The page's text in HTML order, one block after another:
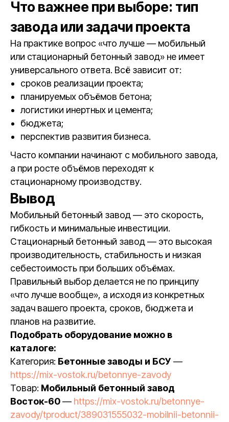
Что важнее при выборе: тип
завода или задачи проекта
На практике вопрос «что лучше — мобильный
или стационарный бетонный завод» не имеет
универсального ответа. Всё зависит от:
сроков реализации проекта;
планируемых объёмов бетона;
логистики инертных и цемента;
бюджета;
перспектив развития бизнеса.
Часто компании начинают с мобильного завода,
а при росте объёмов переходят к
стационарному производству.
Вывод
Мобильный бетонный завод — это скорость,
гибкость и минимальные инвестиции.
Стационарный бетонный завод — это высокая
производительность, стабильность и низкая
себестоимость при больших объёмах.
Правильный выбор делается не по принципу
«что лучше вообще», а исходя из конкретных
задач вашего проекта, сроков, бюджета и
планов на развитие.
Подобрать оборудование можно в
каталоге:
Категория: Бетонные заводы и БСУ —
https://mix-vostok.ru/betonnye-zavody
Товар: Мобильный бетонный завод
Восток-60— https://mix-vostok.ru/betonnye-
zavody/tproduct/389031555032-mobilnii-betonnii-